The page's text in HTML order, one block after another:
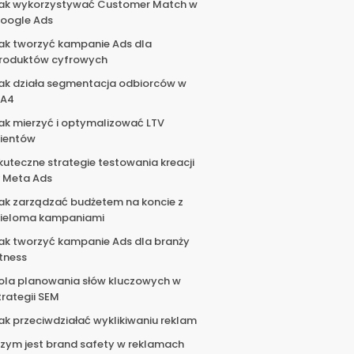
wykorzystywać Customer Match w
Ads
tworzyć kampanie Ads dla
cyfrowych
działa segmentacja odbiorców w
mierzyć i optymalizować LTV
strategie testowania kreacji
Meta Ads
zarządzać budżetem na koncie z
kampaniami
tworzyć kampanie Ads dla branży
planowania słów kluczowych w
SEM
przeciwdziałać wyklikiwaniu reklam
jest brand safety w reklamach